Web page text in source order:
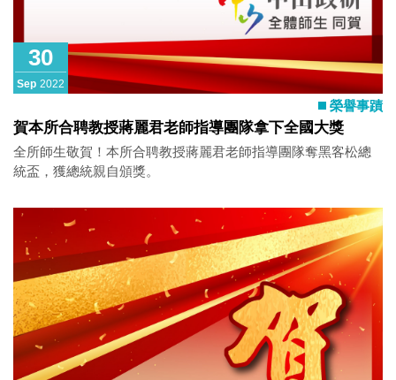
30
Sep 2022
榮譽事蹟
賀本所合聘教授蔣麗君老師指導團隊拿下全國大獎
全所師生敬賀！本所合聘教授蔣麗君老師指導團隊奪黑客松總
統盃，獲總統親自頒獎。